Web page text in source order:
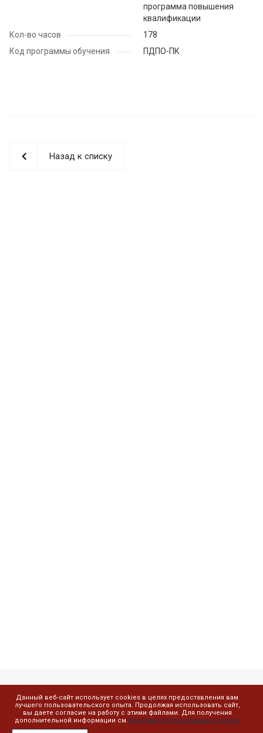
Данный веб-сайт использует cookies в целях предоставления вам
лучшего пользовательского опыта. Продолжая использовать сайт,
вы даете согласие на работу с этими файлами. Для получения
дополнительной информации см.Политика использования cookies
программа повышения
квалификации
Кол-во часов
178
Код программы обучения
ПДПО-ПК
Назад к списку
Компания
О компании